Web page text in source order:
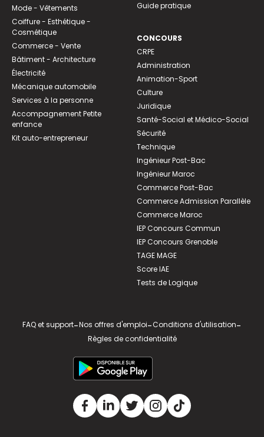
Mode - Vêtements
Coiffure - Esthétique -
Cosmétique
Commerce - Vente
Bâtiment - Architecture
Électricité
Mécanique automobile
Services à la personne
Accompagnement Petite
enfance
Kit auto-entrepreneur
Guide pratique
CONCOURS
CRPE
Administration
Animation-Sport
Culture
Juridique
Santé-Social et Médico-Social
Sécurité
Technique
Ingénieur Post-Bac
Ingénieur Maroc
Commerce Post-Bac
Commerce Admission Parallèle
Commerce Maroc
IEP Concours Commun
IEP Concours Grenoble
TAGE MAGE
Score IAE
Tests de Logique
FAQ et support-Nos offres d'emploi-Conditions d'utilisation-
Règles de confidentialité